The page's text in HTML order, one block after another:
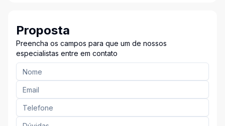
Proposta
Preencha os campos para que um de nossos
especialistas entre em contato